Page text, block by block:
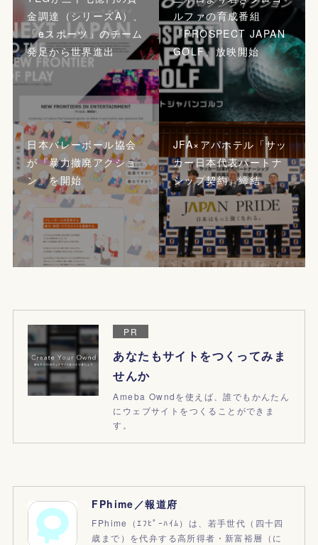
金調達（シリーズA）、
「eスポーツ」のチーム
発足から世界進出
ルファの育成番組
『PROSPECT JAPAN
GOLF』放映開始
日本バレーボール協会
が『暴力撤廃アクショ
ン』を開始
JFA×アパホテル「サッ
カー日本代表パートナ
シップ契約」締結
PR
あなたもサイトをつくってみま
せんか
Ameba Owndを使えば、誰でもかんたん
にウェブサイトをつくることができま
す。
FPhime／報道府
FPhime（ｴﾌﾋﾟｰﾊｲﾑ）は、若手世代（四十四
歳まで）を代弁する高所得者・新富裕層（に